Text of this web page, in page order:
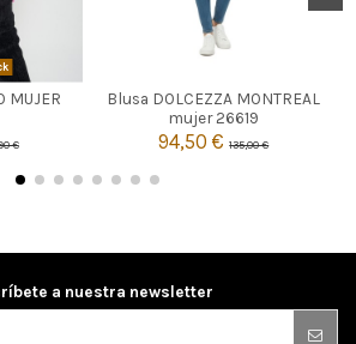
MUJER
€
Blusa DOLCEZZA MONTREAL
mujer 26619
94,50 €135,00 €

a nuestra newsletter